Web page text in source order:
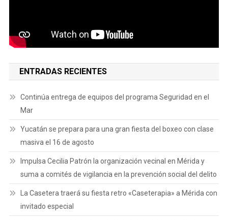
ENTRADAS RECIENTES
Continúa entrega de equipos del programa Seguridad en el
Mar
Yucatán se prepara para una gran fiesta del boxeo con clase
masiva el 16 de agosto
Impulsa Cecilia Patrón la organización vecinal en Mérida y
suma a comités de vigilancia en la prevención social del delito
La Casetera traerá su fiesta retro «Caseterapia» a Mérida con
invitado especial